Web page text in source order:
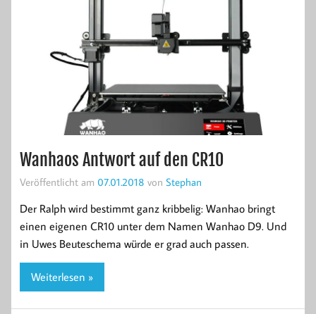
Wanhaos Antwort auf den CR10
Veröffentlicht am 07.01.2018 von Stephan
Der Ralph wird bestimmt ganz kribbelig: Wanhao bringt
einen eigenen CR10 unter dem Namen Wanhao D9. Und
in Uwes Beuteschema würde er grad auch passen.
Weiterlesen »